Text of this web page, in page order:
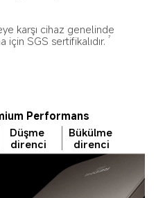
karşı cihaz genelinde
SGS sertifikalıdır.
7
Performans
Düşme
direnci
Bükülme
direnci